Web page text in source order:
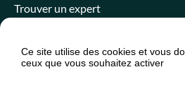
Trouver un expert
Ce site utilise des cookies et vous
ceux que vous souhaitez activer